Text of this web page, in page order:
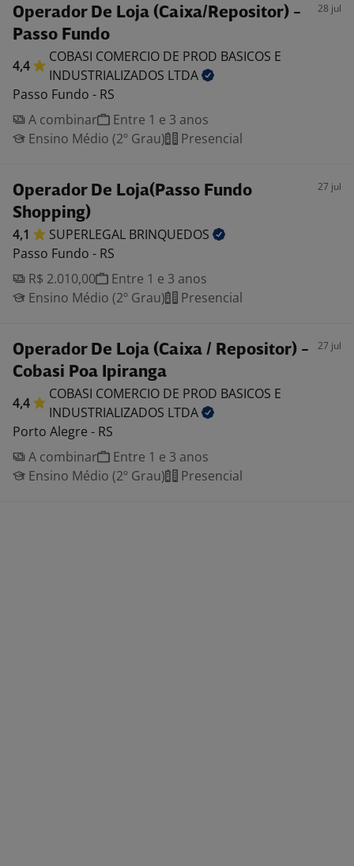
Operador De Loja (Caixa/Repositor) -
Passo Fundo
28 jul
4,4
COBASI COMERCIO DE PROD BASICOS E
INDUSTRIALIZADOS LTDA
Passo Fundo - RS
A combinar
Entre 1 e 3 anos
Ensino Médio (2º Grau)
Presencial
Operador De Loja(Passo Fundo
Shopping)
27 jul
4,1 SUPERLEGAL BRINQUEDOS
Passo Fundo - RS
R$ 2.010,00
Entre 1 e 3 anos
Ensino Médio (2º Grau)
Presencial
Operador De Loja (Caixa / Repositor) -
Cobasi Poa Ipiranga
27 jul
4,4
COBASI COMERCIO DE PROD BASICOS E
INDUSTRIALIZADOS LTDA
Porto Alegre - RS
A combinar
Entre 1 e 3 anos
Ensino Médio (2º Grau)
Presencial